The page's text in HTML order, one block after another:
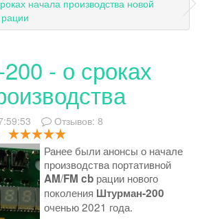
начала производства новой
- о сроках
Отзывов: 8
Ранее были анонсы о начале
производства портативной
AM/FM cb рации нового
поколения Штурман-200
оченью 2021 года.